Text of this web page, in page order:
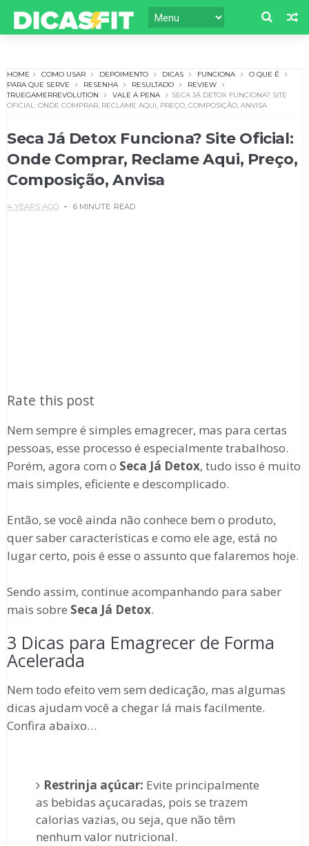
HOME COMO USAR DEPOIMENTO DICAS FUNCIONA
O QUE É
PARA QUE SERVE
RESENHA RESULTADO
REVIEW
TRUEGAMERREVOLUTION
VALE A PENA
SECA JÁ DETOX FUNCIONA? SITE
OFICIAL: ONDE COMPRAR, RECLAME AQUI, PREÇO, COMPOSIÇÃO, ANVISA
Seca Já Detox Funciona? Site Oficial:
Onde Comprar, Reclame Aqui, Preço,
Composição, Anvisa
4 YEARS AGO 6 MINUTE READ
Rate this post
Nem sempre é simples emagrecer, mas para certas
pessoas, esse processo é especialmente trabalhoso.
Porém, agora com o Seca Já Detox, tudo isso é muito
mais simples, eficiente e descomplicado.
Então, se você ainda não conhece bem o produto,
quer saber características e como ele age, está no
lugar certo, pois é esse o assunto que falaremos hoje.
Sendo assim, continue acompanhando para saber
mais sobre Seca Já Detox.
3 Dicas para Emagrecer de Forma
Acelerada
Nem todo efeito vem sem dedicação, mas algumas
dicas ajudam você a chegar lá mais facilmente.
Confira abaixo…
Restrinja açúcar: Evite principalmente
as bebidas açucaradas, pois se trazem
calorias vazias, ou seja, que não têm
nenhum valor nutricional.